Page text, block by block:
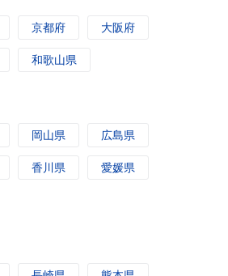
京都府 大阪府
和歌山県
岡山県 広島県
香川県 愛媛県